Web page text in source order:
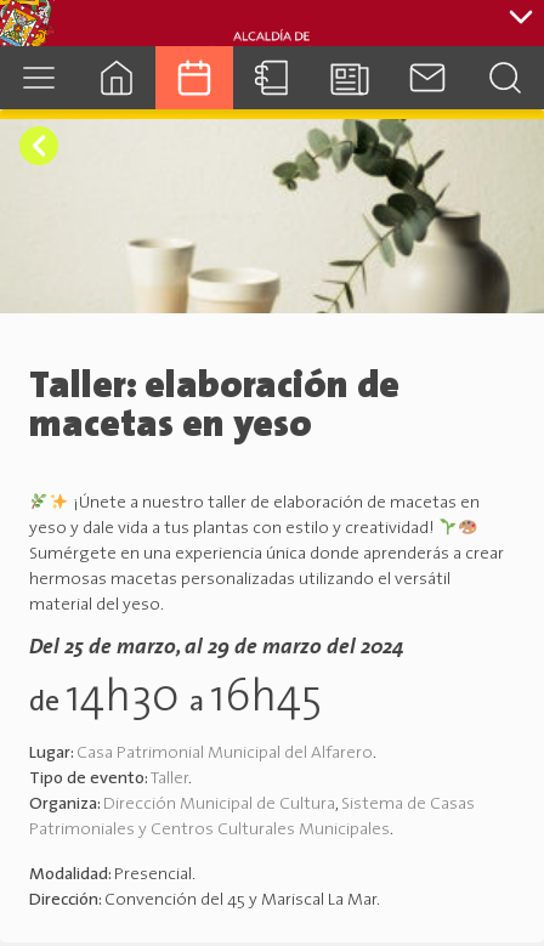
cuenca.gob.ec
Taller: elaboración de
macetas en yeso
¡Únete a nuestro taller de elaboración de macetas en
yeso y dale vida a tus plantas con estilo y creatividad!
Sumérgete en una experiencia única donde aprenderás a crear
hermosas macetas personalizadas utilizando el versátil
material del yeso.
Del 25 de marzo, al 29 de marzo del 2024
de 14h30 a 16h45
Lugar: Casa Patrimonial Municipal del Alfarero.
Tipo de evento: Taller.
Organiza: Dirección Municipal de Cultura, Sistema de Casas
Patrimoniales y Centros Culturales Municipales.
Modalidad: Presencial.
Dirección: Convención del 45 y Mariscal La Mar.